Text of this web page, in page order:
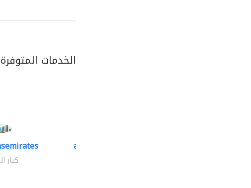
الخدمات
كبار
accurate bldh cont..